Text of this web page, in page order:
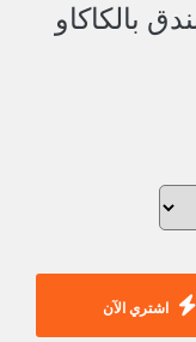
بالكاكاو
اشتري الآن